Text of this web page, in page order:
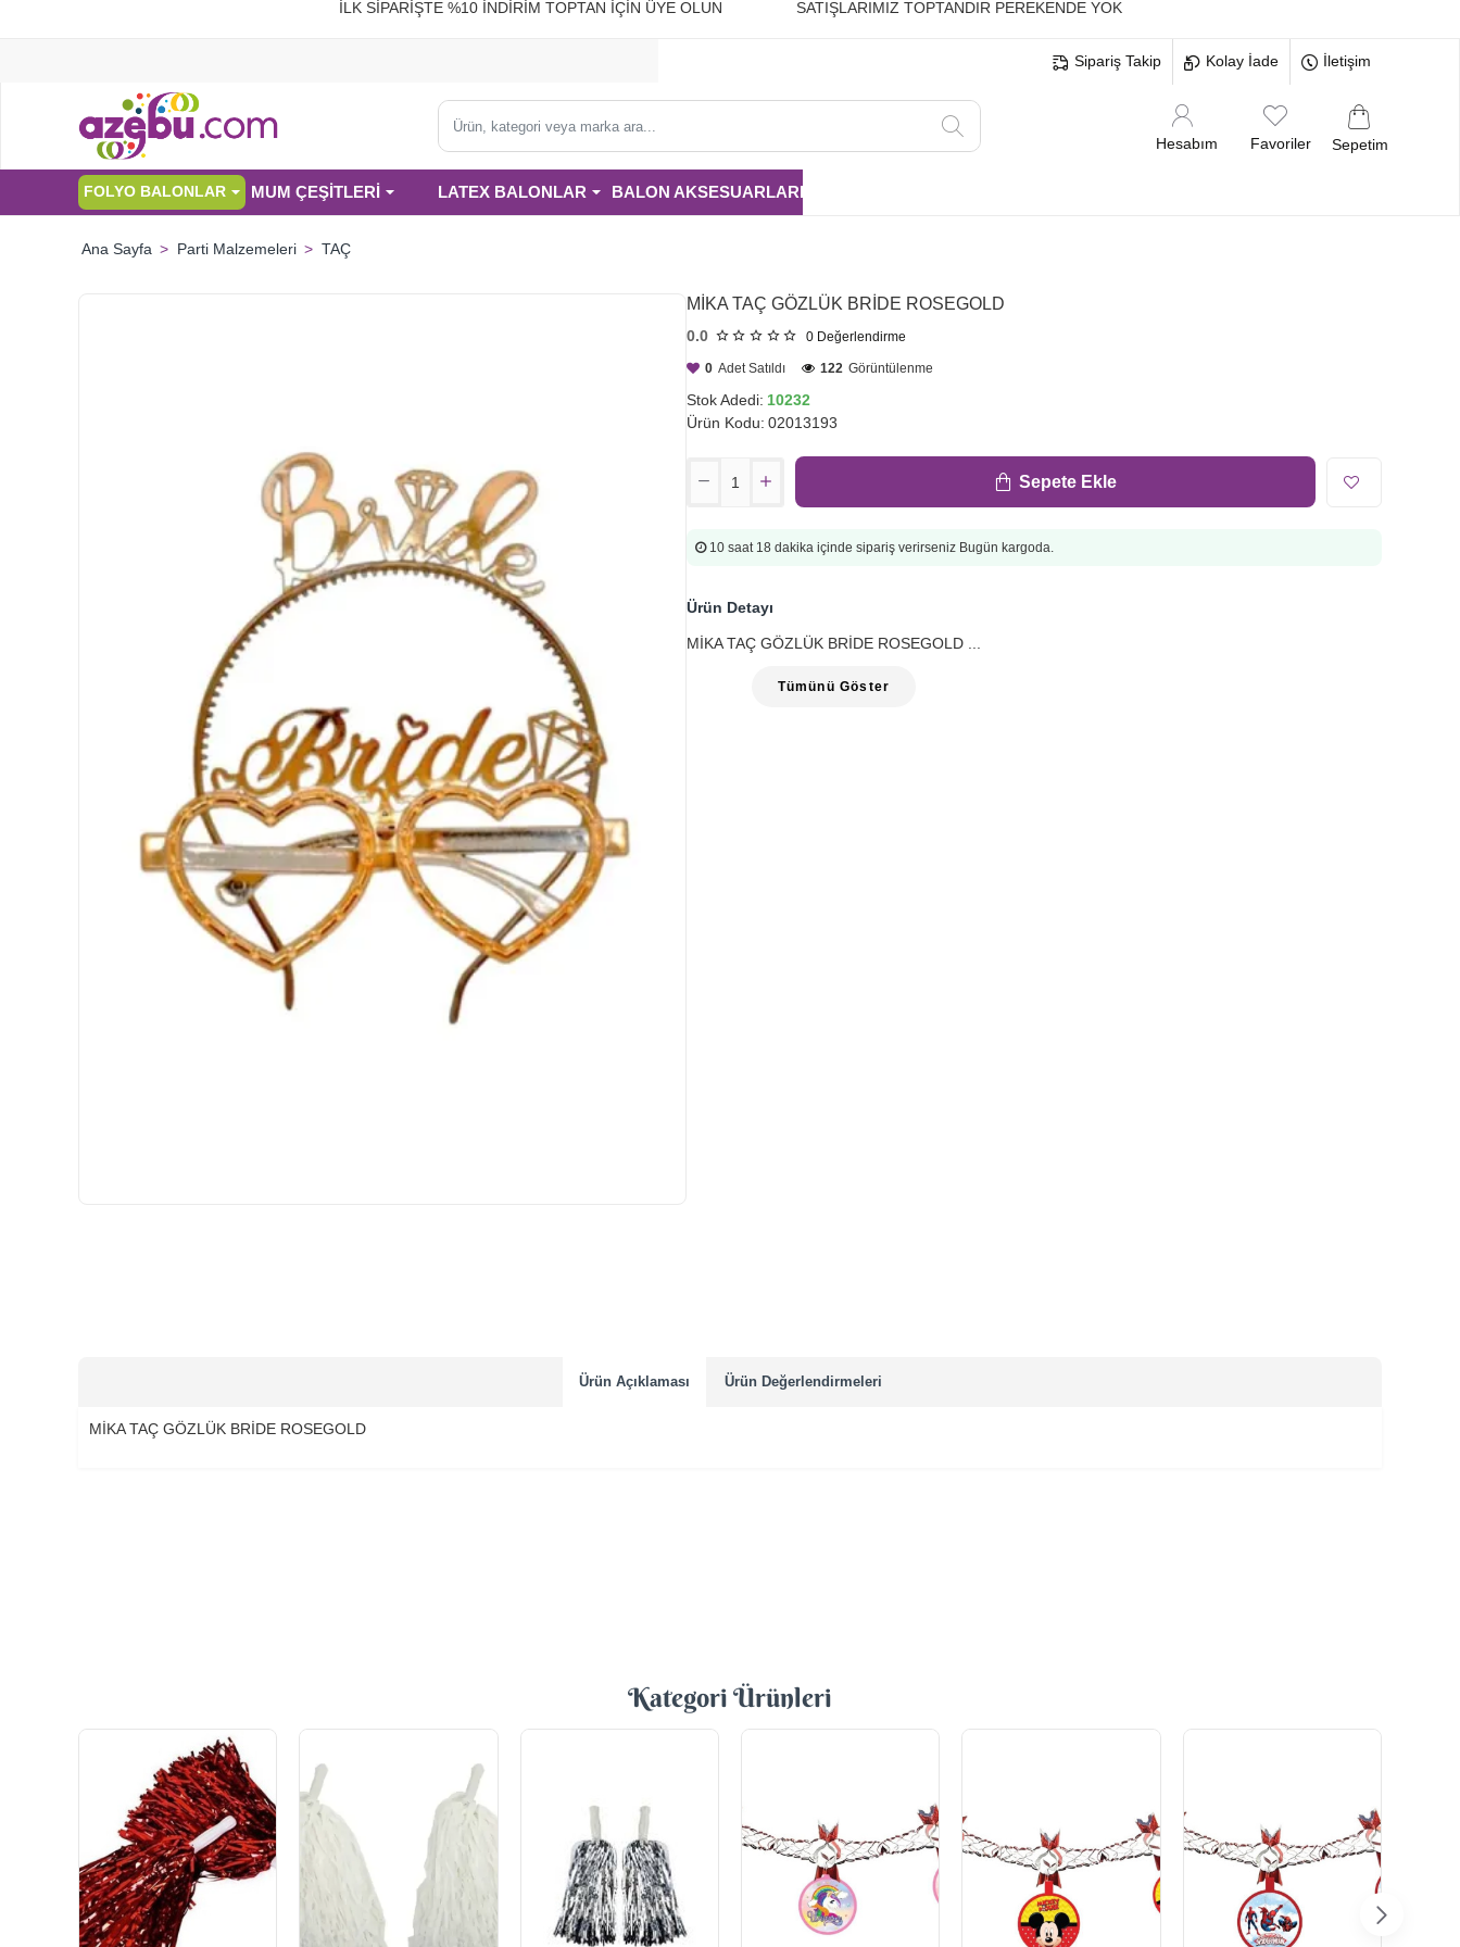
İLK SİPARİŞTE %10 İNDİRİM TOPTAN İÇİN ÜYE OLUN SATIŞLARIMIZ TOPTANDIR PEREKENDE YOK
Sipariş Takip Kolay İade İletişim
Ürün,
kategori
marka
Hesabım Favoriler Sepetim
FOLYO BALONLAR MUM ÇEŞİTLERİ LATEX BALONLAR BALON AKSESUARLARI
Parti Malzemeleri TAÇ
MİKA TAÇ GÖZLÜK BRİDE ROSEGOLD
0.0 0 Değerlendirme
Stok Adedi: 10232
Ürün Kodu: 02013193
0 Adet Satıldı 122 Görüntülenme
Sepete Ekle
Ürün Detayı
MİKA TAÇ GÖZLÜK BRİDE ROSEGOLD ...
Tümünü Göster
10 saat 18 dakika içinde sipariş verirseniz Bugün kargoda.
Ürün Açıklaması Ürün Değerlendirmeleri
MİKA TAÇ GÖZLÜK BRİDE ROSEGOLD
Kategori Ürünleri